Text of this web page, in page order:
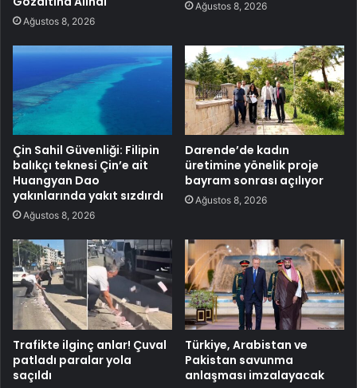
Ağustos 8, 2026
Ağustos 8, 2026
Çin Sahil Güvenliği: Filipin
balıkçı teknesi Çin’e ait
Huangyan Dao
yakınlarında yakıt sızdırdı
Ağustos 8, 2026
Darende’de kadın
üretimine yönelik proje
bayram sonrası açılıyor
Ağustos 8, 2026
Trafikte ilginç anlar! Çuval
patladı paralar yola
saçıldı
Türkiye, Arabistan ve
Pakistan savunma
anlaşması imzalayacak